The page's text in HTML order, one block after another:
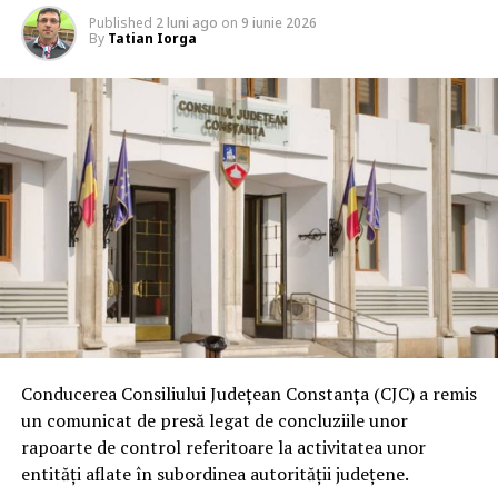
Published 2 luni ago on 9 iunie 2026
By Tatian Iorga
Conducerea Consiliului Județean Constanța (CJC) a remis
un comunicat de presă legat de concluziile unor
rapoarte de control referitoare la activitatea unor
entități aflate în subordinea autorității județene.